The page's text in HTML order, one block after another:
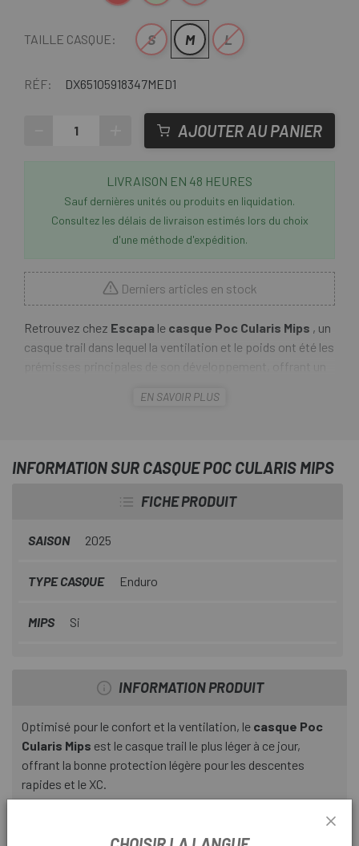
TAILLE CASQUE: S M L
RÉF: DX65105918347MED1
AJOUTER AU PANIER
LIVRAISON EN 48 HEURES
Sauf dernières unités ou produits en liquidation.
Consultez les délais de livraison estimés lors du choix
d'une méthode d'expédition.
Derniers articles en stock
Retrouvez chez Escapa le casque Poc Cularis Mips , un
casque trail dans lequel la ventilation et le poids ont été les
prémisses principales de son développement, offrant un
sentiers rapides et amusants. Le casque Poc Cularis Mips
gardant au frais lorsque vous affrontez des lignes de plus
EN SAVOIR PLUS
INFORMATION SUR CASQUE POC CULARIS MIPS
FICHE PRODUIT
SAISON 2025
TYPE CASQUE Enduro
MIPS Si
INFORMATION PRODUIT
Optimisé pour le confort et la ventilation, le casque Poc
Cularis Mips est le casque trail le plus léger à ce jour,
offrant la bonne protection légère pour les descentes
rapides et le XC.
(dynamique des fluides numérique) du flux d'air à travers et